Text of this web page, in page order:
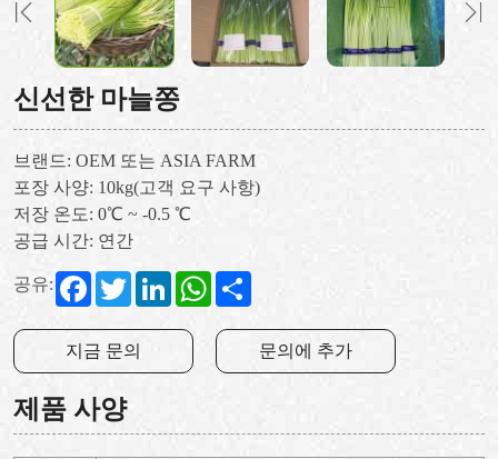
신선한 마늘쫑
브랜드: OEM 또는 ASIA FARM
포장 사양: 10kg(고객 요구 사항)
저장 온도: 0℃ ~ -0.5 ℃
공급 시간: 연간
공유: FacebookTwitterLinkedInWhatsApp
지금 문의 문의에 추가
제품 사양